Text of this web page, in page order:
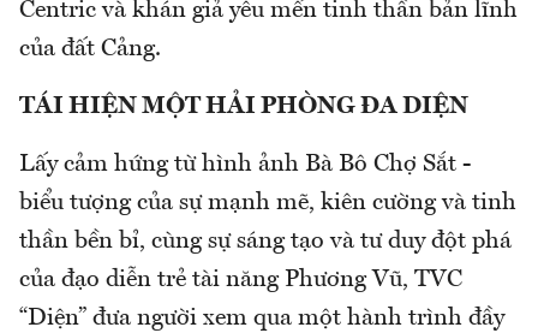
Centric và khán giả yêu mến tinh thần bản lĩnh
của đất Cảng.
TÁI HIỆN MỘT HẢI PHÒNG ĐA DIỆN
Lấy cảm hứng từ hình ảnh Bà Bô Chợ Sắt -
biểu tượng của sự mạnh mẽ, kiên cường và tinh
thần bền bỉ, cùng sự sáng tạo và tư duy đột phá
của đạo diễn trẻ tài năng Phương Vũ, TVC
“Diện” đưa người xem qua một hành trình đầy